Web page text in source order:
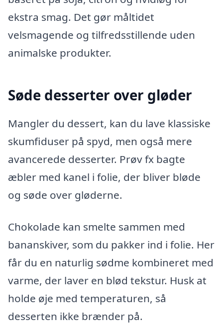
ekstra smag. Det gør måltidet
velsmagende og tilfredsstillende uden
animalske produkter.
Søde desserter over gløder
Mangler du dessert, kan du lave klassiske
skumfiduser på spyd, men også mere
avancerede desserter. Prøv fx bagte
æbler med kanel i folie, der bliver bløde
og søde over gløderne.
Chokolade kan smelte sammen med
bananskiver, som du pakker ind i folie. Her
får du en naturlig sødme kombineret med
varme, der laver en blød tekstur. Husk at
holde øje med temperaturen, så
desserten ikke brænder på.